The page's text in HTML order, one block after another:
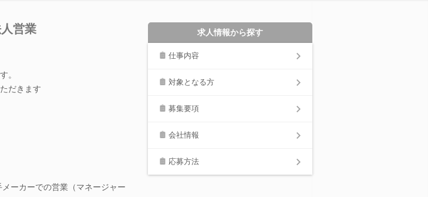
営業
。
だきます
ーカーでの営業（マネージャー
求人情報から探す
仕事内容
対象となる方
募集要項
会社情報
応募方法